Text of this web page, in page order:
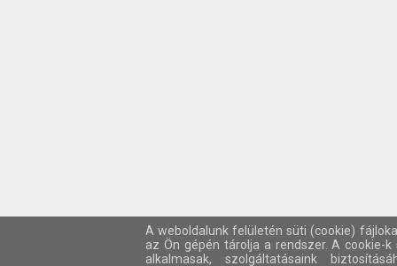
A weboldalunk felületén süti (cookie)
az Ön gépén tárolja a rendszer. A cookie-
alkalmasak, szolgáltatásaink